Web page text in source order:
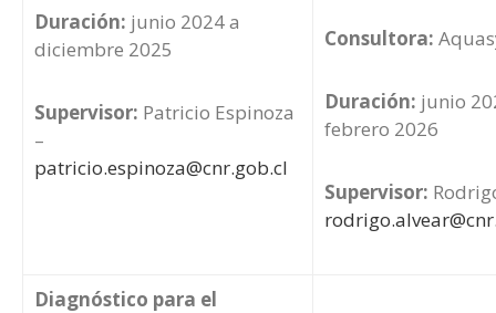
Duración: junio 2024 a
diciembre 2025
Supervisor: Patricio Espinoza
–
patricio.espinoza@cnr.gob.cl
Consultora:
Duración: junio
febrero 2026
Supervisor:
Diagnóstico para el